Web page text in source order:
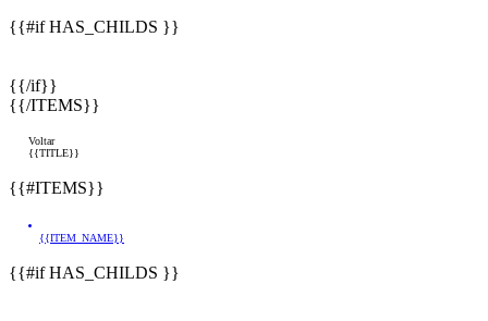
{{#if HAS_CHILDS }}
{{/if}}
{{/ITEMS}}
Voltar
{{TITLE}}
{{#ITEMS}}
{{ITEM_NAME}}
{{#if HAS_CHILDS }}